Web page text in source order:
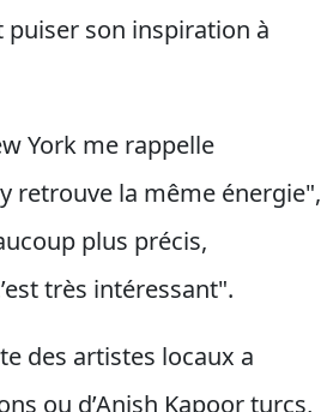
puiser son inspiration à
York me rappelle
retrouve la même énergie",
plus précis,
très intéressant".
des artistes locaux a
ou d’Anish Kapoor turcs,